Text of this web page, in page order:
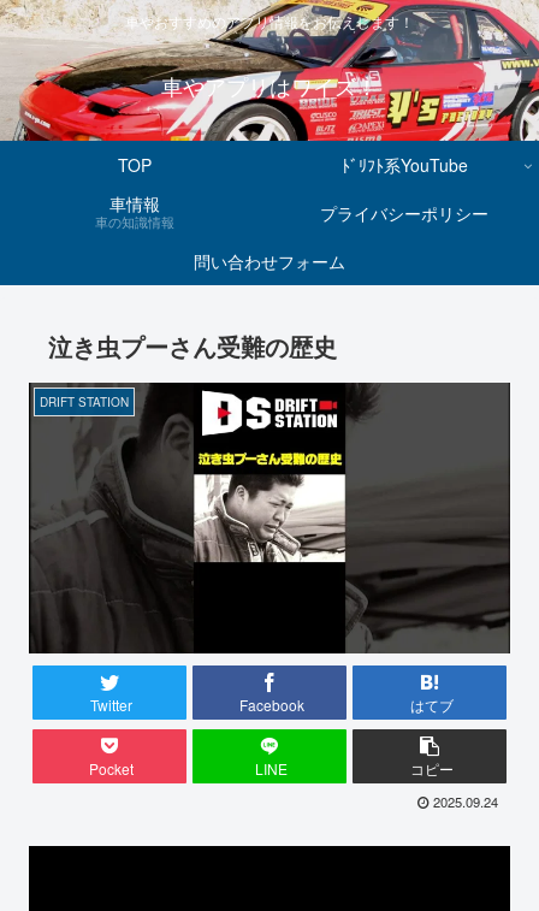
車やおすすめのアプリ情報をお伝えします！
車やアプリはワイズ！
TOP
ﾄﾞﾘﾌﾄ系YouTube
車情報
車の知識情報
プライバシーポリシー
問い合わせフォーム
泣き虫プーさん受難の歴史
DRIFT STATION
Twitter Facebook はてブ
Pocket LINE コピー
2025.09.24